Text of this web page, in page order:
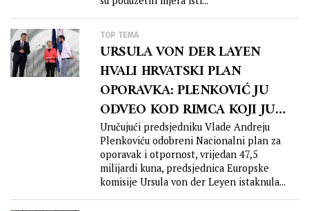
nego i na cijeli dio
dalmatinskog, primorskog,
istarskog i zagrebačkog zaleđa
TOP TEMA
URSULA VON DER LAYEN
HVALI HRVATSKI PLAN
OPORAVKA: PLENKOVIĆ JU
ODVEO KOD RIMCA KOJI JU
JE IMPRESIONIRAO
Uručujući predsjedniku Vlade Andreju
Plenkoviću odobreni Nacionalni plan za
oporavak i otpornost, vrijedan 47,5
milijardi kuna, predsjednica Europske
komisije Ursula von der Leyen istaknula...